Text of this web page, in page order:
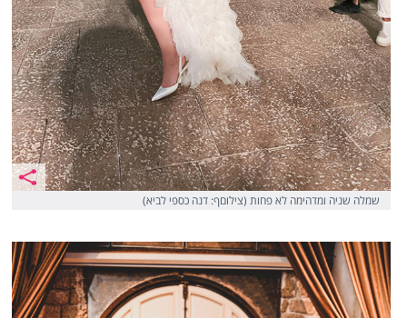
שמלה שניה ומדהימה לא פחות (צילוםף: דנה כספי לביא)